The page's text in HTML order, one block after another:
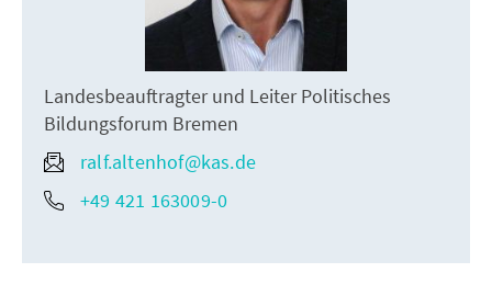
Landesbeauftragter und Leiter Politisches
Bildungsforum Bremen
ralf.altenhof@kas.de
+49 421 163009-0